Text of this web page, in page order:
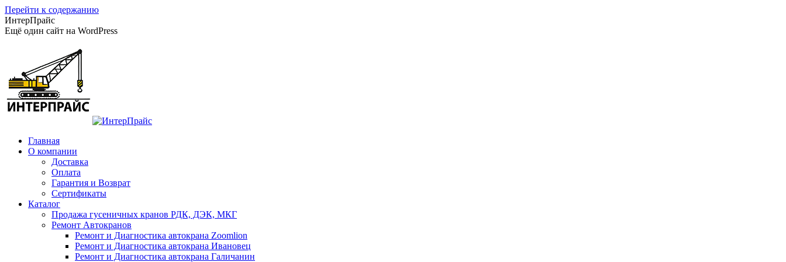
Перейти к содержанию
ИнтерПрайс
Ещё один сайт на WordPress
Главная
О компании
Доставка
Оплата
Гарантия и Возврат
Сертификаты
Каталог
Продажа гусеничных кранов РДК, ДЭК, МКГ
Ремонт Автокранов
Ремонт и Диагностика автокрана Zoomlion
Ремонт и Диагностика автокрана Ивановец
Ремонт и Диагностика автокрана Галичанин